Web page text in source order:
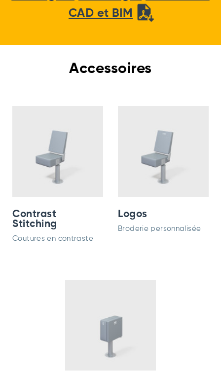
CAD et BIM
Accessoires
Contrast
Stitching
Coutures en contraste
Logos
Broderie personnalisée